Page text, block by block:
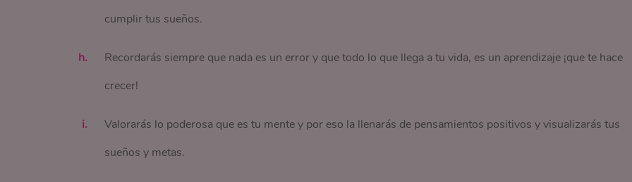
cumplir tus sueños.
Recordarás siempre que nada es un error y que todo lo que llega a tu vida, es un aprendizaje ¡que te hace
crecer!
Valorarás lo poderosa que es tu mente y por eso la llenarás de pensamientos positivos y visualizarás tus
sueños y metas.